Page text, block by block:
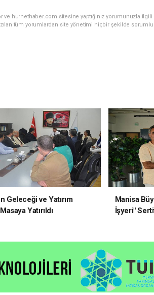
ve hurnethaber.com sitesine yaptığınız yorumunuzla ilgili
tüm yorumlardan site yönetimi hiçbir şekilde
Geleceği ve Yatırım
Yatırıldı
Manisa
İşyeri"